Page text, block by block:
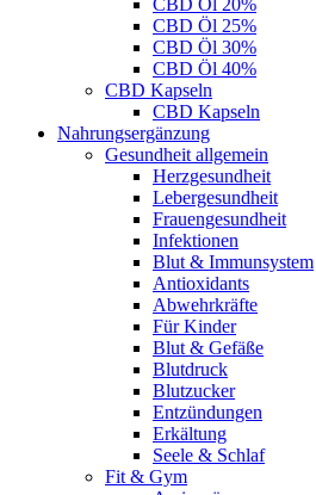
CBD Öl 20%
CBD Öl 25%
CBD Öl 30%
CBD Öl 40%
CBD Kapseln
CBD Kapseln
Nahrungsergänzung
Gesundheit allgemein
Herzgesundheit
Lebergesundheit
Frauengesundheit
Infektionen
Blut & Immunsystem
Antioxidants
Abwehrkräfte
Für Kinder
Blut & Gefäße
Blutdruck
Blutzucker
Entzündungen
Erkältung
Seele & Schlaf
Fit & Gym